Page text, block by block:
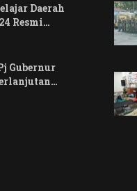
Daerah
Resmi…
Gubernur